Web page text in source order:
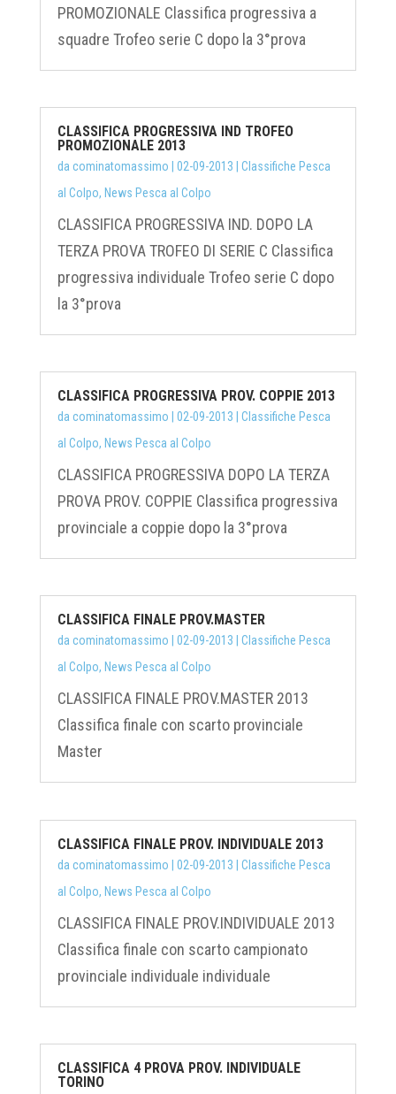
PROMOZIONALE Classifica progressiva a
squadre Trofeo serie C dopo la 3°prova
CLASSIFICA PROGRESSIVA IND TROFEO
PROMOZIONALE 2013
da cominatomassimo 02-09-2013
Classifiche Pesca
al Colpo, News Pesca al Colpo
CLASSIFICA PROGRESSIVA IND. DOPO LA
TERZA PROVA TROFEO DI SERIE C Classifica
progressiva individuale Trofeo serie C dopo
la 3°prova
CLASSIFICA PROGRESSIVA PROV. COPPIE 2013
da cominatomassimo 02-09-2013
Classifiche Pesca
al Colpo, News Pesca al Colpo
CLASSIFICA PROGRESSIVA DOPO LA TERZA
PROVA PROV. COPPIE Classifica progressiva
provinciale a coppie dopo la 3°prova
CLASSIFICA FINALE PROV.MASTER
da cominatomassimo 02-09-2013
Classifiche Pesca
al Colpo, News Pesca al Colpo
CLASSIFICA FINALE PROV.MASTER 2013
Classifica finale con scarto provinciale
Master
CLASSIFICA FINALE PROV. INDIVIDUALE 2013
da cominatomassimo 02-09-2013
Classifiche Pesca
al Colpo, News Pesca al Colpo
CLASSIFICA FINALE PROV.INDIVIDUALE 2013
Classifica finale con scarto campionato
provinciale individuale individuale
CLASSIFICA 4 PROVA PROV. INDIVIDUALE
TORINO